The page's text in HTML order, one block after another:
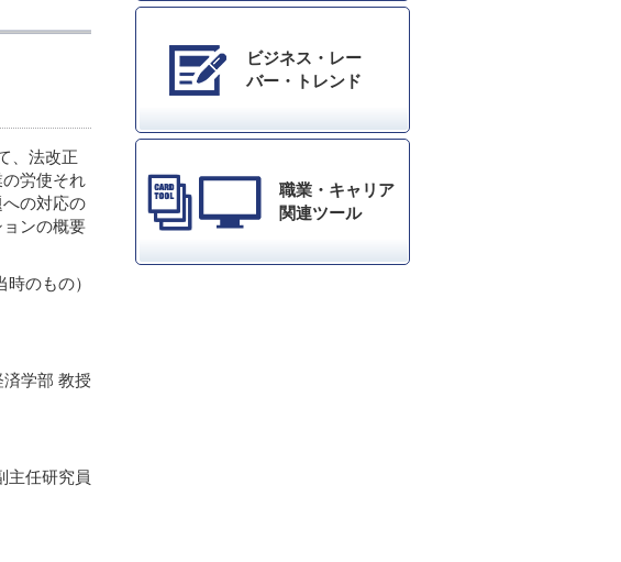
、法改正
労使それ
の対応の
ンの概要
のもの）
学部 教授
任研究員
ビジネス・レー
バー・トレンド
職業・キャリア
関連ツール